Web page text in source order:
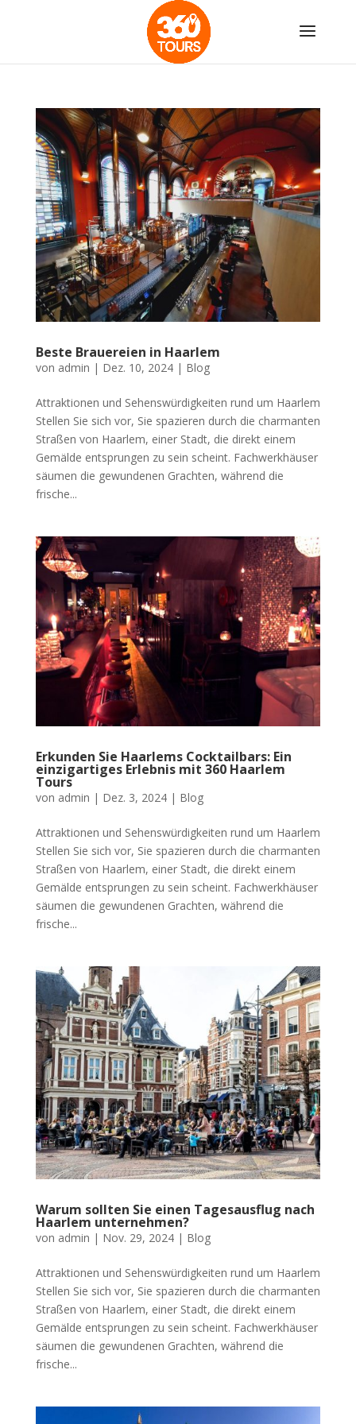
Beste Brauereien in Haarlem
von admin | Dez. 10, 2024| Blog
Attraktionen und Sehenswürdigkeiten rund um Haarlem
Stellen Sie sich vor, Sie spazieren durch die charmanten
Straßen von Haarlem, einer Stadt, die direkt einem
Gemälde entsprungen zu sein scheint. Fachwerkhäuser
säumen die gewundenen Grachten, während die
frische...
Erkunden Sie Haarlems Cocktailbars: Ein
einzigartiges Erlebnis mit 360 Haarlem
Tours
von admin | Dez. 3, 2024| Blog
Attraktionen und Sehenswürdigkeiten rund um Haarlem
Stellen Sie sich vor, Sie spazieren durch die charmanten
Straßen von Haarlem, einer Stadt, die direkt einem
Gemälde entsprungen zu sein scheint. Fachwerkhäuser
säumen die gewundenen Grachten, während die
frische...
Warum sollten Sie einen Tagesausflug nach
Haarlem unternehmen?
von admin | Nov. 29, 2024| Blog
Attraktionen und Sehenswürdigkeiten rund um Haarlem
Stellen Sie sich vor, Sie spazieren durch die charmanten
Straßen von Haarlem, einer Stadt, die direkt einem
Gemälde entsprungen zu sein scheint. Fachwerkhäuser
säumen die gewundenen Grachten, während die
frische...